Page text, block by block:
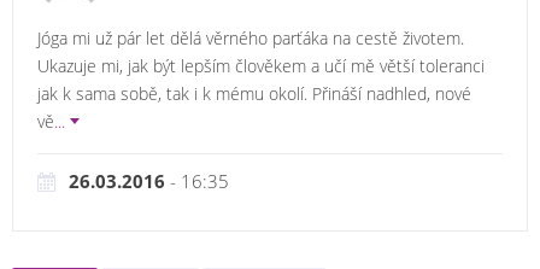
Jóga mi už pár let dělá věrného parťáka na cestě životem.
Ukazuje mi, jak být lepším člověkem a učí mě větší toleranci
jak k sama sobě, tak i k mému okolí. Přináší nadhled, nové
vě...
26.03.2016 - 16:35